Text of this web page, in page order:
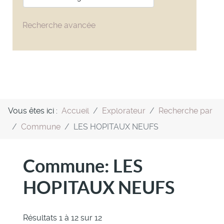
Recherche avancée
Vous êtes ici : Accueil Explorateur
Recherche par
Commune
LES HOPITAUX NEUFS
Commune: LES
HOPITAUX NEUFS
Résultats 1 à 12 sur 12